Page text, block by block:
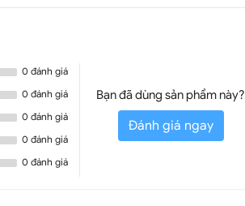
0 đánh giá
0 đánh giá
0 đánh giá
0 đánh giá
0 đánh giá
Bạn đã dùng sản phẩm này?
Đánh giá ngay